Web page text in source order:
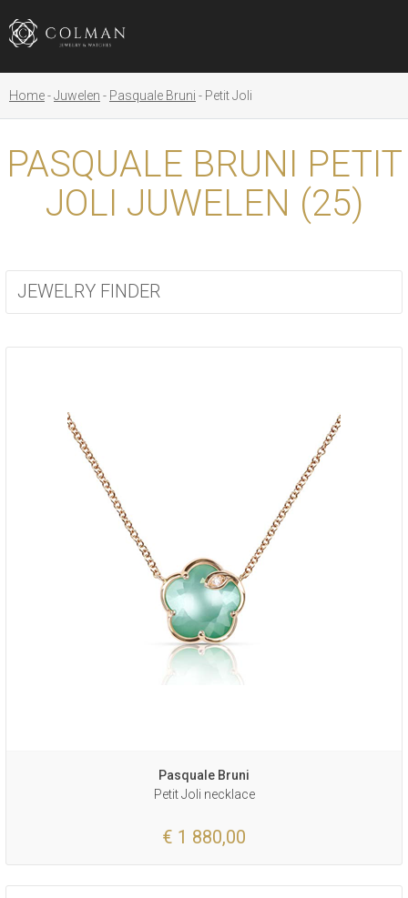
Home Juwelen Pasquale Bruni Petit Joli
PASQUALE BRUNI PETIT
JOLI JUWELEN (25)
JEWELRY FINDER
Pasquale Bruni
Petit Joli necklace
€ 1 880,00